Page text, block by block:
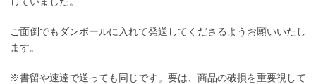
ご面倒でもダンボールに入れて発送してくださるようお願いいたし
ます。
※書留や速達で送っても同じです。要は、商品の破損を重要視して